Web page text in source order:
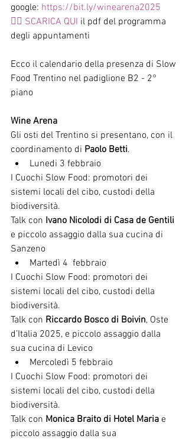
google: https://bit.ly/winearena2025
👉🏻 SCARICA QUI il pdf del programma
degli appuntamenti
Ecco il calendario della presenza di Slow
Food Trentino nel padiglione B2 - 2°
piano
Wine Arena
Gli osti del Trentino si presentano, con il
coordinamento di Paolo Betti.
Lunedi 3 febbraio
I Cuochi Slow Food: promotori dei
sistemi locali del cibo, custodi della
biodiversità.
Talk con Ivano Nicolodi di Casa de Gentili
e piccolo assaggio dalla sua cucina di
Sanzeno
Martedì 4  febbraio
I Cuochi Slow Food: promotori dei
sistemi locali del cibo, custodi della
biodiversità.
Talk con Riccardo Bosco di Boivin, Oste
d’Italia 2025, e piccolo assaggio dalla
sua cucina di Levico
Mercoledì 5 febbraio
I Cuochi Slow Food: promotori dei
sistemi locali del cibo, custodi della
biodiversità.
Talk con Monica Braito di Hotel Maria e
piccolo assaggio dalla sua